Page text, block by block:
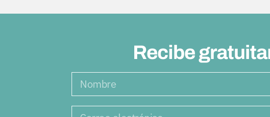
Recibe